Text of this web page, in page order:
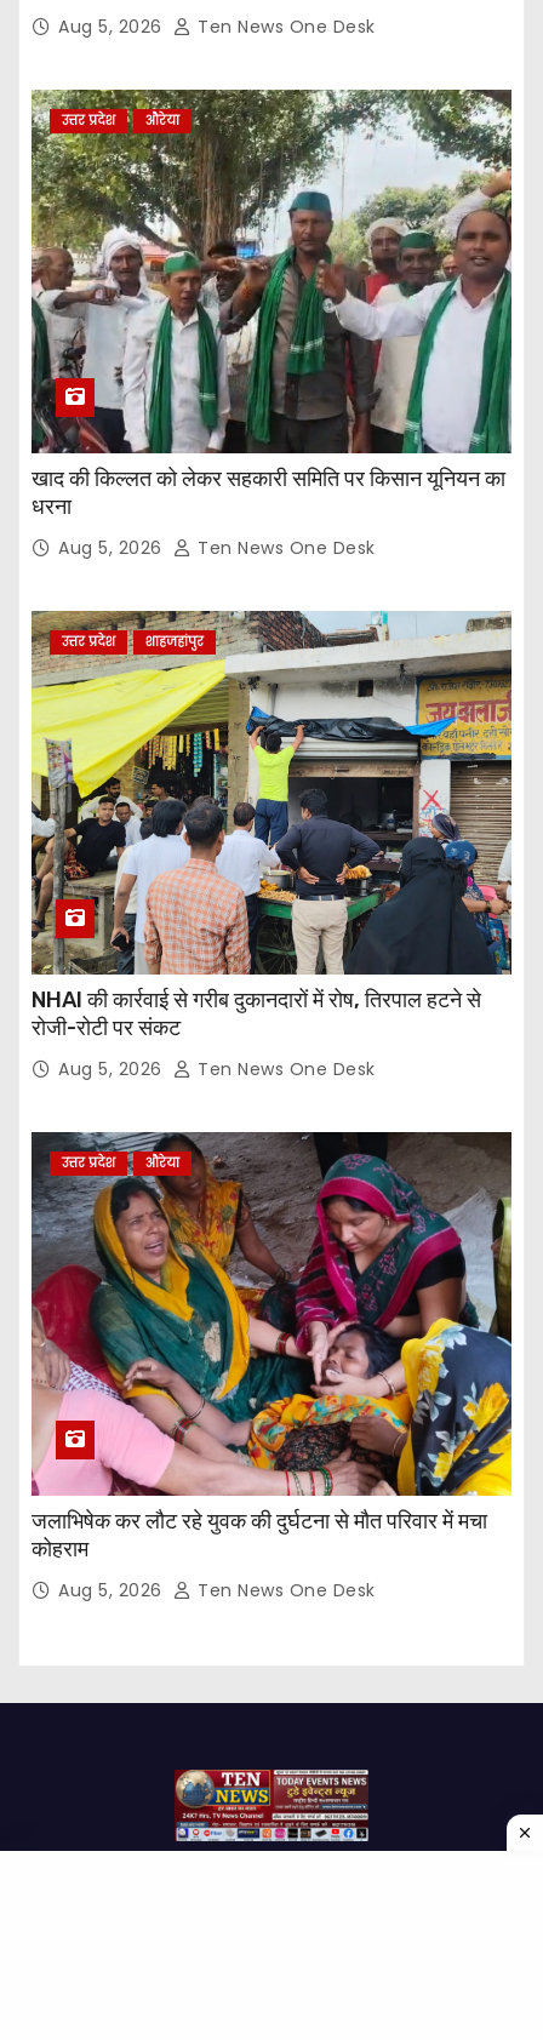
Aug 5, 2026 Ten News One Desk
उत्तर प्रदेश औरेया
खाद की किल्लत को लेकर सहकारी समिति पर किसान यूनियन का
धरना
Aug 5, 2026 Ten News One Desk
उत्तर प्रदेश शाहजहांपुर
NHAI की कार्रवाई से गरीब दुकानदारों में रोष, तिरपाल हटने से
रोजी-रोटी पर संकट
Aug 5, 2026 Ten News One Desk
उत्तर प्रदेश औरेया
जलाभिषेक कर लौट रहे युवक की दुर्घटना से मौत परिवार में मचा
कोहराम
Aug 5, 2026 Ten News One Desk